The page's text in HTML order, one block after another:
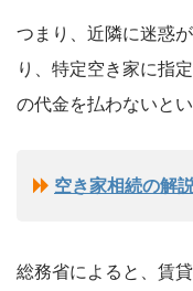
つまり、近隣に迷惑
り、特定空き家に指
の代金を払わないと
空き家相続の解
総務省によると、賃